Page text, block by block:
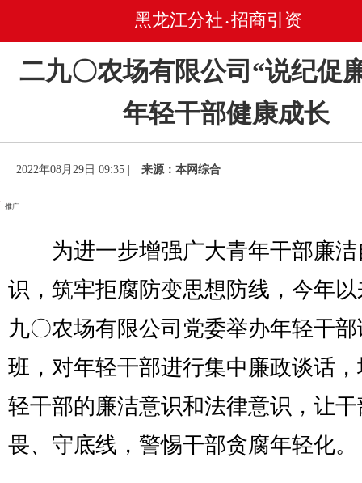
黑龙江分社 • 招商引资
二九〇农场有限公司“说纪促
年轻干部健康成长
2022年08月29日 09:35 | 来源：本网综合
为进一步增强广大青年干部廉洁
识，筑牢拒腐防变思想防线，今年
九〇农场有限公司党委举办年轻干
班，对年轻干部进行集中廉政谈话
轻干部的廉洁意识和法律意识，让
畏、守底线，警惕干部贪腐年轻化。